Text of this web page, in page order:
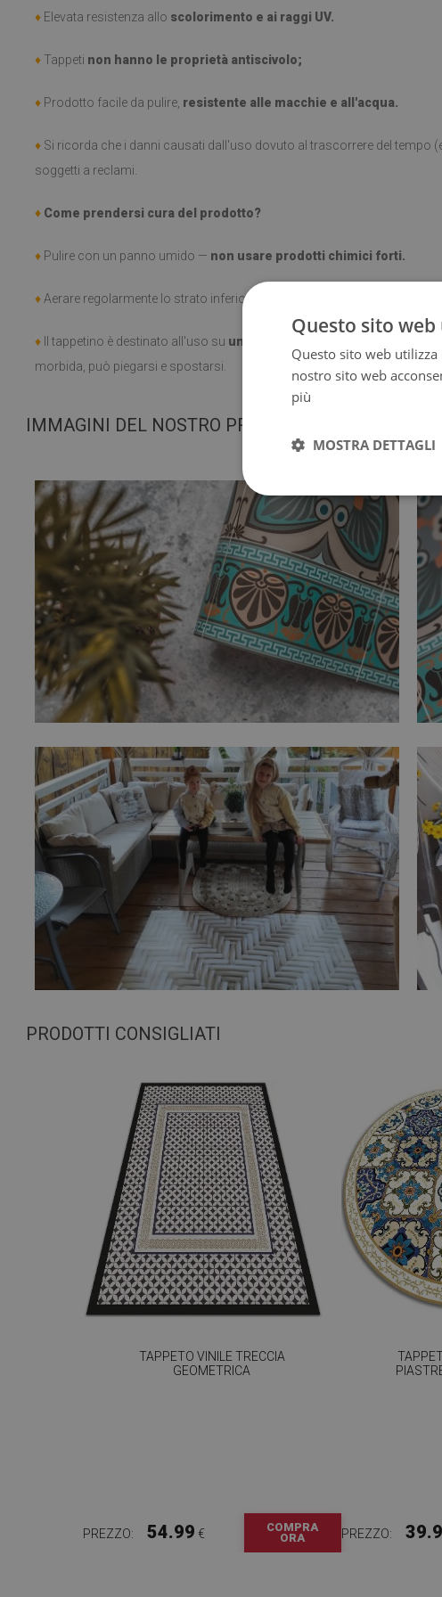
♦ Elevata resistenza allo scolorimento e ai raggi UV.
♦ Tappeti non hanno le proprietà antiscivolo;
♦ Prodotto facile da pulire, resistente alle macchie e all'acqua.
♦ Si ricorda che i danni causati dall'uso dovuto al trascorrere del tempo
soggetti a reclami.
♦ Come prendersi cura del prodotto?
♦ Pulire con un panno umido — non usare prodotti chimici forti.
♦ Aerare regolarmente lo strato inferiore del tappeto.
♦ Il tappetino è destinato all'uso su una superficie dura
morbida, può piegarsi e spostarsi.
IMMAGINI DEL NOSTRO PRODOTTO
PRODOTTI CONSIGLIATI
TAPPETO VINILE TRECCIA
GEOMETRICA
PREZZO: 54.99 €
COMPRA
ORA
PREZZO:
Questo sito
Questo sito web
nostro sito web
più
MOSTRA DETTAGLI